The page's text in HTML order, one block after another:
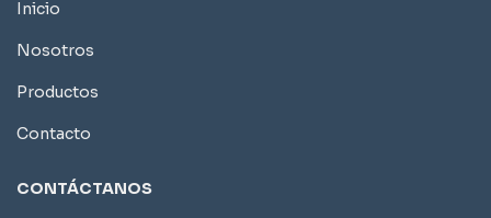
Inicio
Nosotros
Productos
Contacto
CONTÁCTANOS